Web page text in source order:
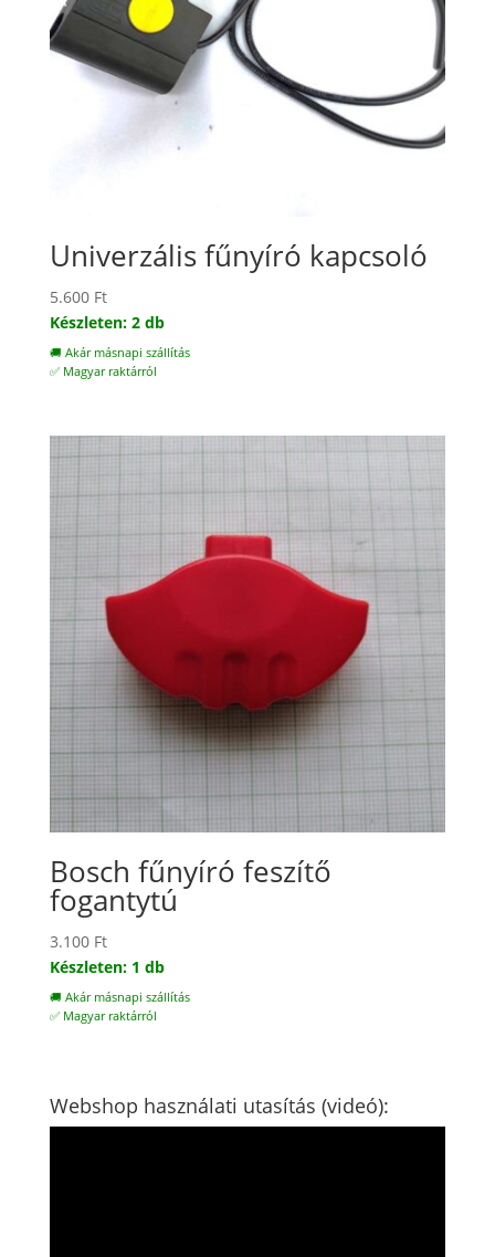
Univerzális fűnyíró kapcsoló
5.600 Ft
Készleten: 2 db
🚚 Akár másnapi szállítás
✅ Magyar raktárról
Bosch fűnyíró feszítő
fogantytú
3.100 Ft
Készleten: 1 db
🚚 Akár másnapi szállítás
✅ Magyar raktárról
Webshop használati utasítás (videó):